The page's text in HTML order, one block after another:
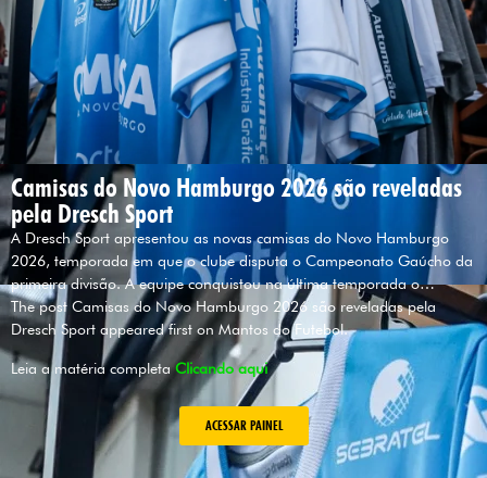
Camisas do Novo Hamburgo 2026 são reveladas
pela Dresch Sport
A Dresch Sport apresentou as novas camisas do Novo Hamburgo
2026, temporada em que o clube disputa o Campeonato Gaúcho da
primeira divisão. A equipe conquistou na última temporada o…
The post Camisas do Novo Hamburgo 2026 são reveladas pela
Dresch Sport appeared first on Mantos do Futebol.
Leia a matéria completaClicando aqui
ACESSAR PAINEL